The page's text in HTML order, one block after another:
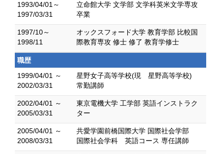
1993/04/01～
1997/03/31
立命館大学 文学部 文学科英米文学専攻
卒業
1997/10～
1998/11
オックスフォード大学 教育学部 比較国
際教育専攻 修士 修了 教育学修士
職歴
1999/04/01 ～
2002/03/31
星野女子高等学校(現 星野高等学校)
常勤講師
2002/04/01 ～
2005/03/31
東京電機大学 工学部 英語インストラク
ター
2005/04/01 ～
2008/03/31
共愛学園前橋国際大学 国際社会学部
国際社会学科 英語コース 専任講師